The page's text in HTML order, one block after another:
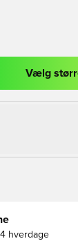
logge ind
Vælg
hverdage